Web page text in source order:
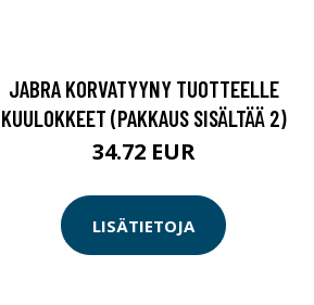
JABRA KORVATYYNY TUOTTEELLE
KUULOKKEET (PAKKAUS SISÄLTÄÄ 2)
34.72 EUR
LISÄTIETOJA